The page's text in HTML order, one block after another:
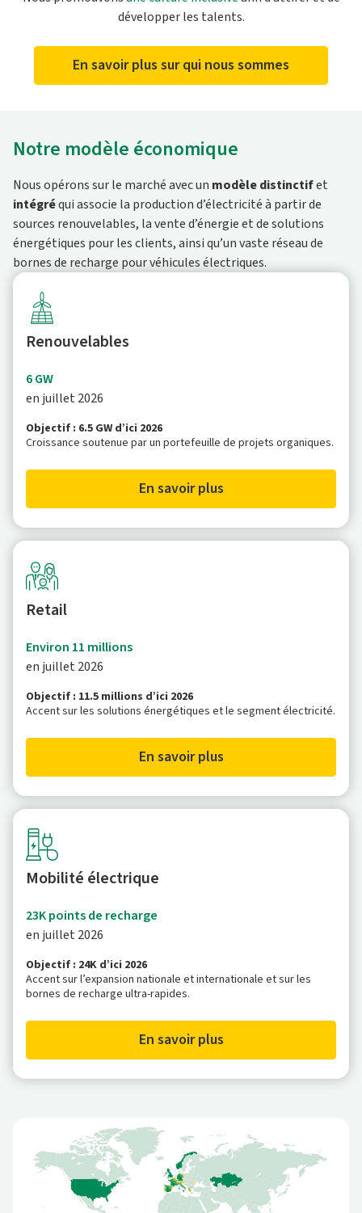
développer les talents.
En savoir plus sur qui nous sommes
Notre modèle économique
Nous opérons sur le marché avec un modèle distinctifet
intégréqui associe la production d’électricité à partir de
sources renouvelables, la vente d’énergie et de solutions
énergétiques pour les clients, ainsi qu’un vaste réseau de
bornes de recharge pour véhicules électriques.
Renouvelables
6 GW
en juillet 2026
Objectif : 6.5 GW d’ici 2026
Croissance soutenue par un portefeuille de projets organiques.
En savoir plus
Retail
Environ 11 millions
en juillet 2026
Objectif : 11.5 millions d’ici 2026
Accent sur les solutions énergétiques et le segment électricité.
En savoir plus
Mobilité électrique
23K points de recharge
en juillet 2026
Objectif : 24K d’ici 2026
Accent sur l’expansion nationale et internationale et sur les
bornes de recharge ultra-rapides.
En savoir plus